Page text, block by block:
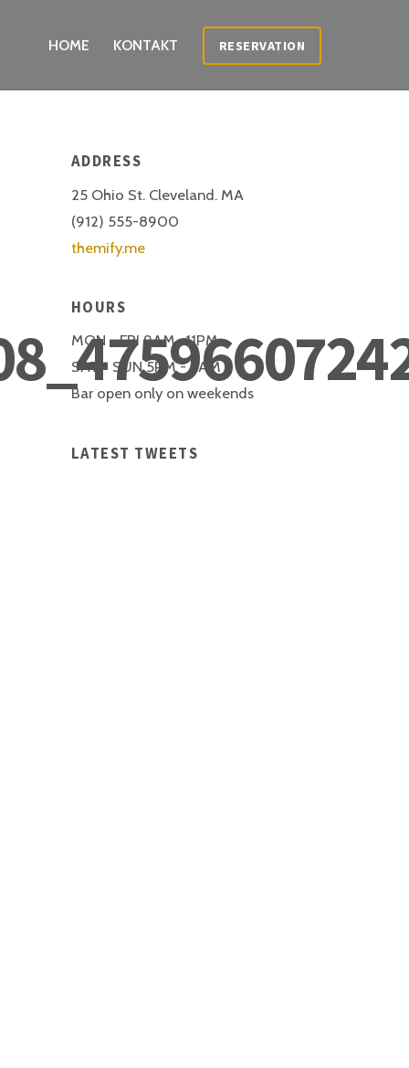
HOME KONTAKT RESERVATION
ADDRESS
25 Ohio St. Cleveland. MA
(912) 555-8900
themify.me
HOURS
MON - FRI 9AM -11PM
SAT - SUN 5PM - 2AM
Bar open only on weekends
LATEST TWEETS